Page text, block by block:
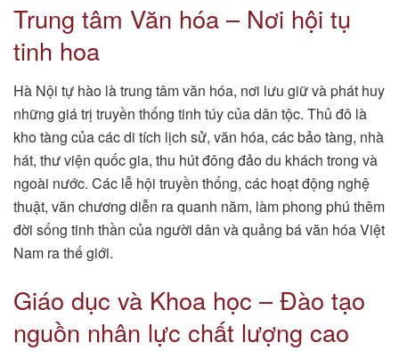
Trung tâm Văn hóa – Nơi hội tụ
tinh hoa
Hà Nội tự hào là trung tâm văn hóa, nơi lưu giữ và phát huy
những giá trị truyền thống tinh túy của dân tộc. Thủ đô là
kho tàng của các di tích lịch sử, văn hóa, các bảo tàng, nhà
hát, thư viện quốc gia, thu hút đông đảo du khách trong và
ngoài nước. Các lễ hội truyền thống, các hoạt động nghệ
thuật, văn chương diễn ra quanh năm, làm phong phú thêm
đời sống tinh thần của người dân và quảng bá văn hóa Việt
Nam ra thế giới.
Giáo dục và Khoa học – Đào tạo
nguồn nhân lực chất lượng cao